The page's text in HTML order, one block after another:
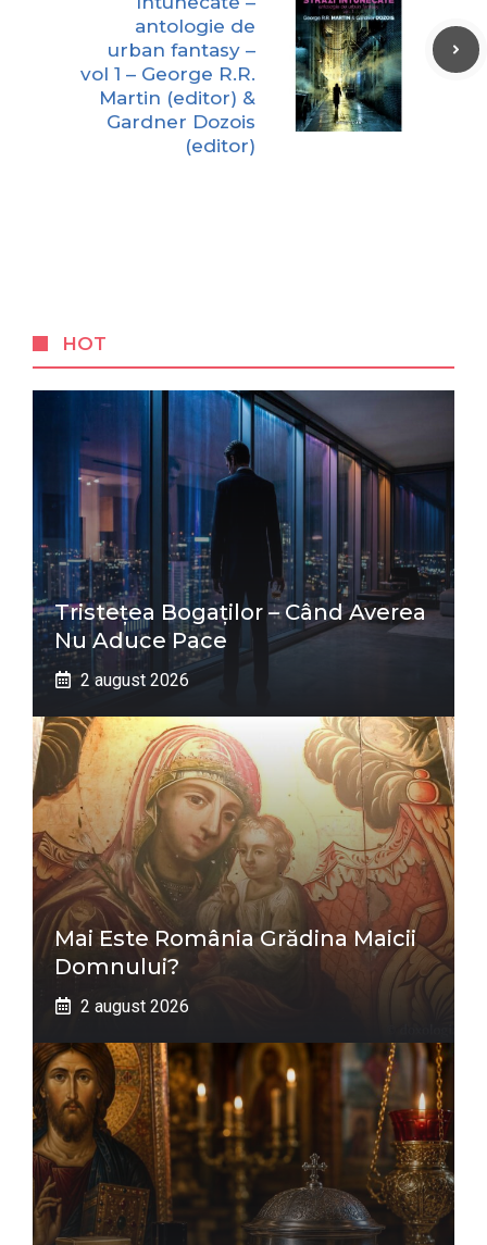
antologie de
urban fantasy –
vol 1 – George R.R.
Martin (editor) &
Gardner Dozois
(editor)
HOT
Tristețea Bogaților – Când Averea
Nu Aduce Pace
2 august 2026
Mai Este România Grădina Maicii
Domnului?
2 august 2026